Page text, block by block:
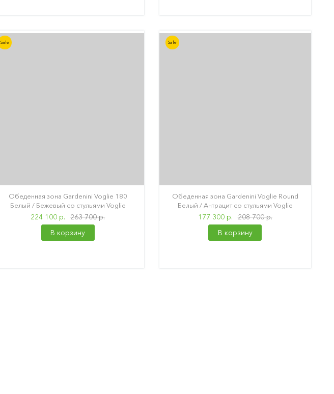
Sale
Обеденная зона Gardenini Voglie 180
Белый / Бежевый со стульями Voglie
224 100 р.
263 700 р.
В корзину
Sale
Обеденная зона Gardenini Voglie Round
Белый / Антрацит со стульями Voglie
177 300 р. 208 700 р.
В корзину